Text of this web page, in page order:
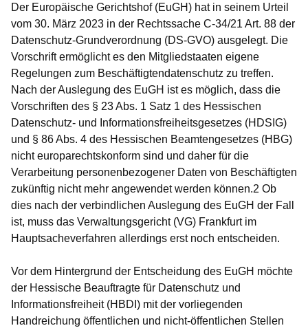
Der Europäische Gerichtshof (EuGH) hat in seinem Urteil
vom 30. März 2023 in der Rechtssache C-34/21 Art. 88 der
Datenschutz-Grundverordnung (DS-GVO) ausgelegt. Die
Vorschrift ermöglicht es den Mitgliedstaaten eigene
Regelungen zum Beschäftigtendatenschutz zu treffen.
Nach der Auslegung des EuGH ist es möglich, dass die
Vorschriften des § 23 Abs. 1 Satz 1 des Hessischen
Datenschutz- und Informationsfreiheitsgesetzes (HDSIG)
und § 86 Abs. 4 des Hessischen Beamtengesetzes (HBG)
nicht europarechtskonform sind und daher für die
Verarbeitung personenbezogener Daten von Beschäftigten
zukünftig nicht mehr angewendet werden können.2 Ob
dies nach der verbindlichen Auslegung des EuGH der Fall
ist, muss das Verwaltungsgericht (VG) Frankfurt im
Hauptsacheverfahren allerdings erst noch entscheiden.
Vor dem Hintergrund der Entscheidung des EuGH möchte
der Hessische Beauftragte für Datenschutz und
Informationsfreiheit (HBDI) mit der vorliegenden
Handreichung öffentlichen und nicht-öffentlichen Stellen